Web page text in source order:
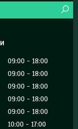
09:00
18:00
09:00
18:00
09:00
18:00
09:00
18:00
09:00
18:00
10:00
17:00